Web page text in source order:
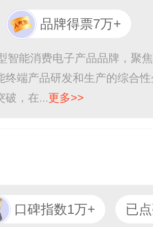
品牌得票7万+
智能消费电子产品品牌，聚
终端产品研发和生产的综合
破，在...更多>>
口碑指数1万+ 已